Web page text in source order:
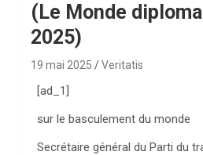
(Le Monde
2025)
19 mai 2025 Veritatis
[ad_1]
sur le basculement du monde
Secrétaire général du Parti du